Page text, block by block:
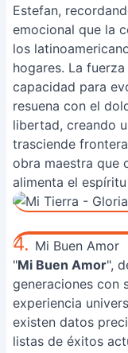
Estefan,
emocional que la
los
hogares. La
capacidad para
resuena con el
libertad, creando
trasciende
obra maestra que
alimenta el
4. Mi Buen Amor
"Mi Buen Amor",
generaciones con
experiencia
existen datos
listas de éxitos